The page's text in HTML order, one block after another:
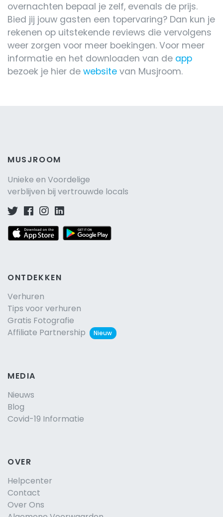
overnachten bepaal je zelf, evenals de prijs.
Bied jij jouw gasten een topervaring? Dan kun je
rekenen op uitstekende reviews die vervolgens
weer zorgen voor meer boekingen. Voor meer
informatie en het downloaden van de app
bezoek je hier de website van Musjroom.
MUSJROOM
Unieke en Voordelige
verblijven bij vertrouwde locals
ONTDEKKEN
Verhuren
Tips voor verhuren
Gratis Fotografie
Affiliate Partnership
Nieuw
MEDIA
Nieuws
Blog
Covid-19 Informatie
OVER
Helpcenter
Contact
Over Ons